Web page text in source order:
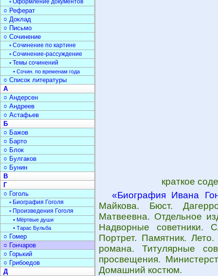
краткое
«Биография Ивана
Майкова. Бюст.
Матвеевна. Отдельное
Надворные советники.
Портрет. Памятник.
романа. Титулярные
просвещения.
Домашний костюм.
▫ Оформление документов
○ Реферат
○ Доклад
○ Письмо
○ Сочинение
▫ Сочинение по картине
▫ Сочинение-рассуждение
▫ Темы сочинений
• Сочин. по временам года
○ Список литературы
А
○ Андерсен
○ Андреев
○ Астафьев
Б
○ Бажов
○ Барто
○ Блок
○ Булгаков
○ Бунин
В
Г
○ Гоголь
▫ Биография Гоголя
▫ Произведения Гоголя
• Мёртвые души
• Тарас Бульба
○ Гомер
○ Гончаров
○ Горький
○ Грибоедов
Д